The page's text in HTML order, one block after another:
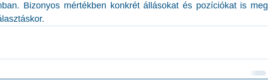
Bizonyos mértékben konkrét állásokat és pozíciókat is meg